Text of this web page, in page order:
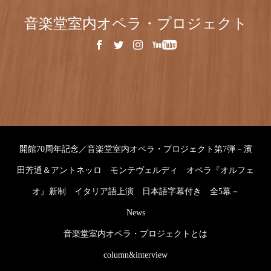
音楽堂室内オペラ・プロジェクト
開館70周年記念／音楽堂室内オペラ・プロジェクト第7弾－濱
田芳通＆アントネッロ モンテヴェルディ オペラ『オルフェ
オ』新制 イタリア語上演 日本語字幕付き 全5幕－
News
音楽堂室内オペラ・プロジェクトとは
column&interview